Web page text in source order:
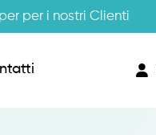
per i nostri Clienti